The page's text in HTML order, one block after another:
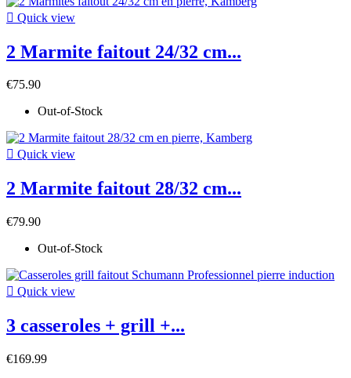
 Quick view
2 Marmite faitout 24/32 cm...
€75.90
Out-of-Stock
 Quick view
2 Marmite faitout 28/32 cm...
€79.90
Out-of-Stock
 Quick view
3 casseroles + grill +...
€169.99